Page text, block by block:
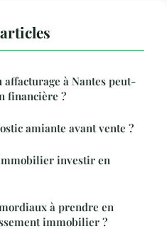
à Nantes peut-
financière ?
amiante avant vente ?
investir en
à prendre en
immobilier ?